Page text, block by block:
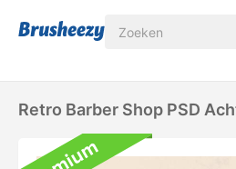
Retro Barber Shop PSD